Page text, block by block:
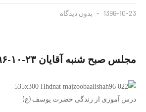
1396-10-23 بدون دیدگاه
مجلس صبح شنبه آقایان ۲۳-۱۰-۹۶
درس آموزی از زندگی حضرت یوسف (ع)